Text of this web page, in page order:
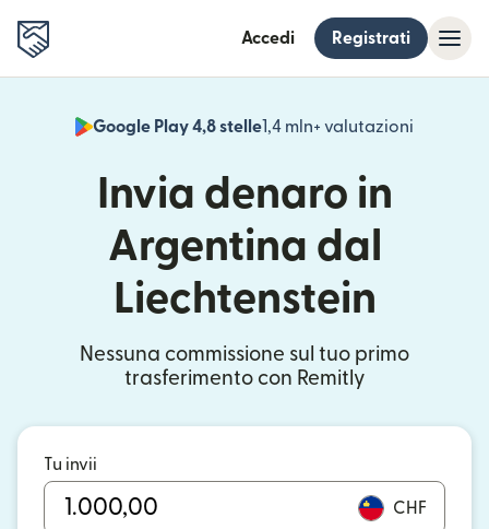
Accedi Registrati
Google Play 4,8 stelle1,4 mln+ valutazioni
Invia denaro in
Argentina dal
Liechtenstein
Nessuna commissione sul tuo primo
trasferimento con Remitly
Tu invii
CHF